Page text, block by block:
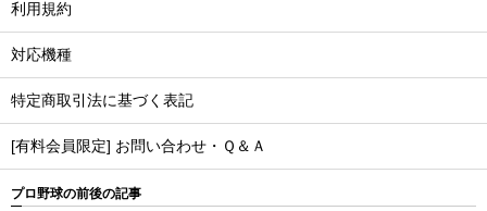
利用規約
対応機種
特定商取引法に基づく表記
[有料会員限定] お問い合わせ・Ｑ＆Ａ
プロ野球の前後の記事